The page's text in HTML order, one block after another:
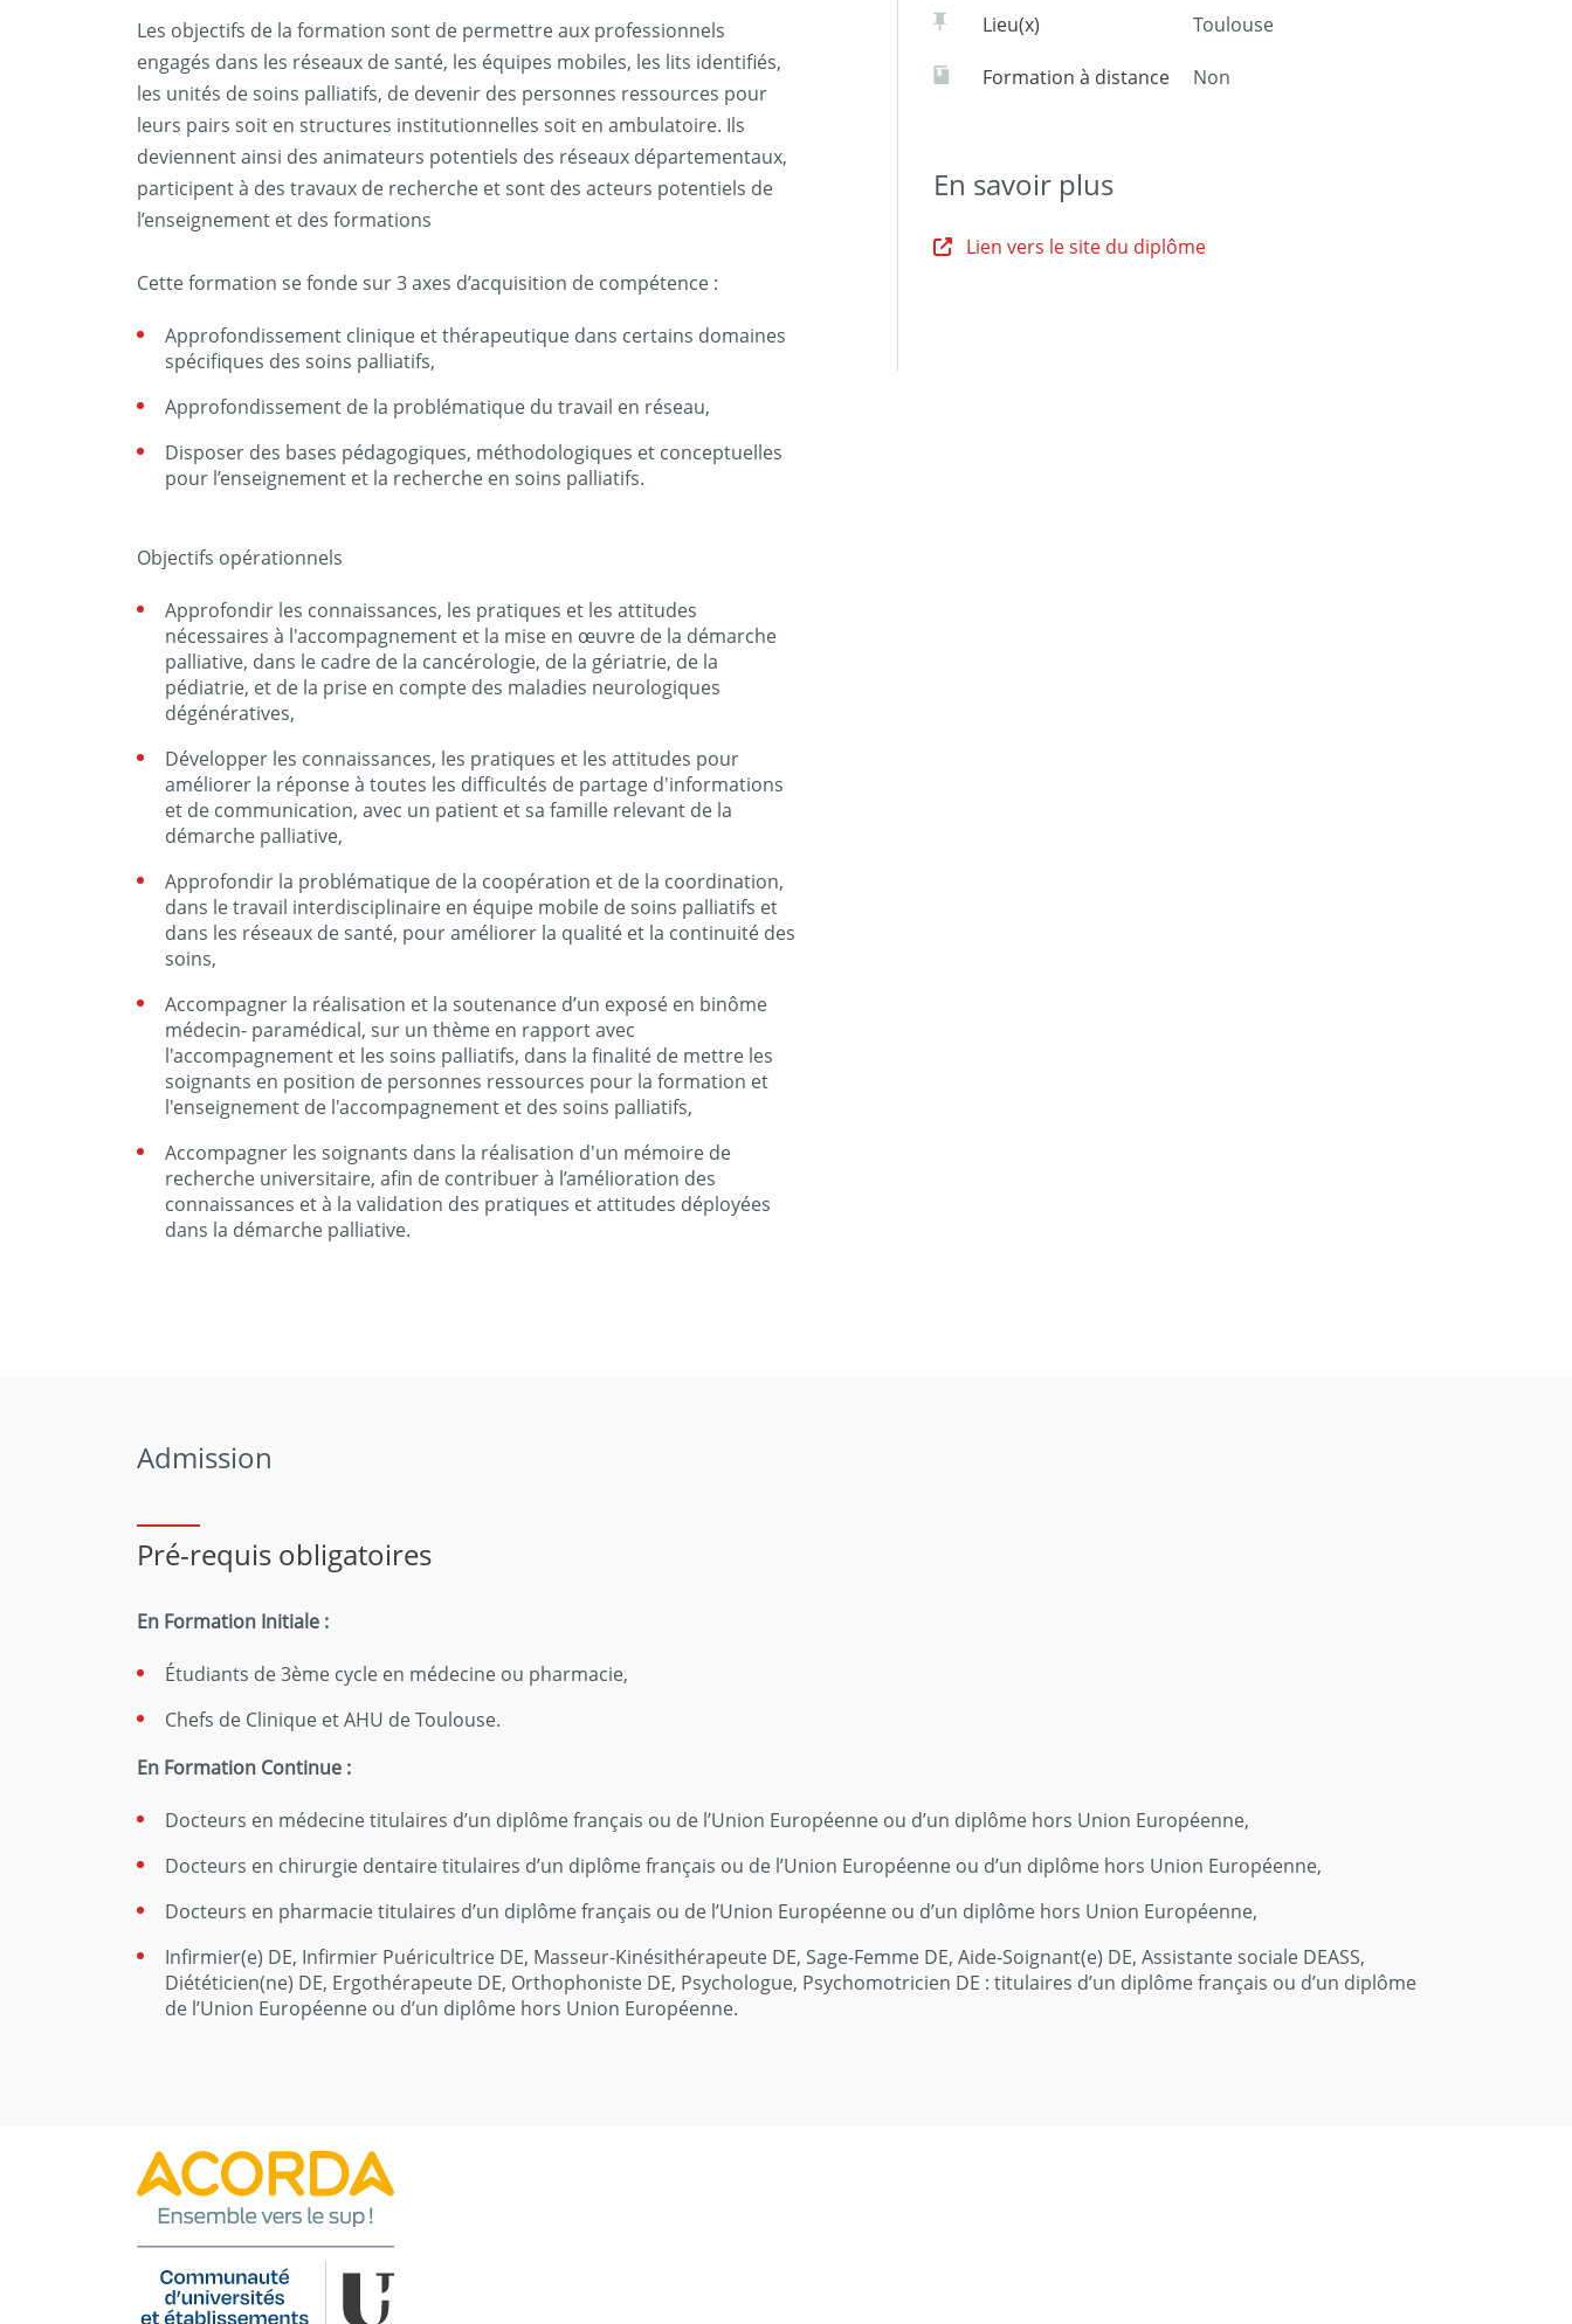
Les objectifs de la formation sont de permettre aux professionnels
engagés dans les réseaux de santé, les équipes mobiles, les lits identifiés,
les unités de soins palliatifs, de devenir des personnes ressources pour
leurs pairs soit en structures institutionnelles soit en ambulatoire. Ils
deviennent ainsi des animateurs potentiels des réseaux départementaux,
participent à des travaux de recherche et sont des acteurs potentiels de
l’enseignement et des formations
Cette formation se fonde sur 3 axes d’acquisition de compétence :
Approfondissement clinique et thérapeutique dans certains domaines
spécifiques des soins palliatifs,
Approfondissement de la problématique du travail en réseau,
Disposer des bases pédagogiques, méthodologiques et conceptuelles
pour l’enseignement et la recherche en soins palliatifs.
Objectifs opérationnels
Approfondir les connaissances, les pratiques et les attitudes
nécessaires à l'accompagnement et la mise en œuvre de la démarche
palliative, dans le cadre de la cancérologie, de la gériatrie, de la
pédiatrie, et de la prise en compte des maladies neurologiques
dégénératives,
Développer les connaissances, les pratiques et les attitudes pour
améliorer la réponse à toutes les difficultés de partage d'informations
et de communication, avec un patient et sa famille relevant de la
démarche palliative,
Approfondir la problématique de la coopération et de la coordination,
dans le travail interdisciplinaire en équipe mobile de soins palliatifs et
dans les réseaux de santé, pour améliorer la qualité et la continuité des
soins,
Accompagner la réalisation et la soutenance d’un exposé en binôme
médecin- paramédical, sur un thème en rapport avec
l'accompagnement et les soins palliatifs, dans la finalité de mettre les
soignants en position de personnes ressources pour la formation et
l'enseignement de l'accompagnement et des soins palliatifs,
Accompagner les soignants dans la réalisation d'un mémoire de
recherche universitaire, afin de contribuer à l’amélioration des
connaissances et à la validation des pratiques et attitudes déployées
dans la démarche palliative.
Lieu(x) Toulouse
Formation à distance Non
En savoir plus
Lien vers le site du diplôme
Admission
Pré-requis obligatoires
En Formation Initiale :
Étudiants de 3ème cycle en médecine ou pharmacie,
Chefs de Clinique et AHU de Toulouse.
En Formation Continue :
Docteurs en médecine titulaires d’un diplôme français ou de l’Union Européenne ou d’un diplôme hors Union Européenne,
Docteurs en chirurgie dentaire titulaires d’un diplôme français ou de l’Union Européenne ou d’un diplôme hors Union Européenne,
Docteurs en pharmacie titulaires d’un diplôme français ou de l’Union Européenne ou d’un diplôme hors Union Européenne,
Infirmier(e) DE, Infirmier Puéricultrice DE, Masseur-Kinésithérapeute DE, Sage-Femme DE, Aide-Soignant(e) DE, Assistante sociale DEASS,
Diététicien(ne) DE, Ergothérapeute DE, Orthophoniste DE, Psychologue, Psychomotricien DE : titulaires d’un diplôme français ou d’un diplôme
de l’Union Européenne ou d’un diplôme hors Union Européenne.